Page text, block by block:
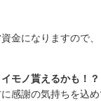
金になりますので、
モノ貰えるかも！
感謝の気持ちを込